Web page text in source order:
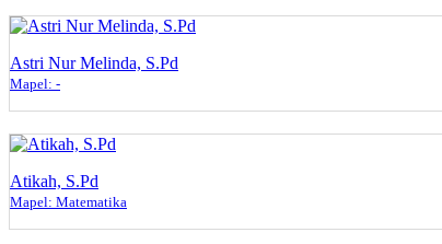
Astri Nur Melinda, S.Pd
Mapel: -
Atikah, S.Pd
Mapel: Matematika